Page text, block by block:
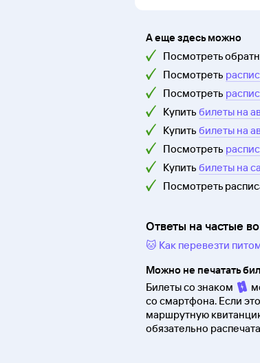
А еще здесь можно
Посмотреть
Посмотреть
Посмотреть
Купить билеты на
Купить билеты на
Посмотреть
Купить билеты на
Посмотреть
Ответы на частые
🐱 Как перевезти
Можно не печатать
Билеты со знаком
со смартфона. Если
маршрутную
обязательно